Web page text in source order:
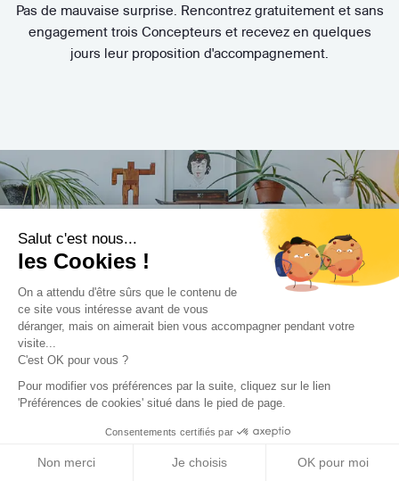
Salut c'est nous...
les Cookies !
On a attendu d'être sûrs que le contenu de
ce site vous intéresse avant de vous
déranger, mais on aimerait bien vous accompagner pendant votre
visite...
C'est OK pour vous ?
Pour modifier vos préférences par la suite, cliquez sur le lien
'Préférences de cookies' situé dans le pied de page.
Consentements certifiés par
Non merci Je choisis OK pour moi
Pas de mauvaise surprise. Rencontrez gratuitement et sans
engagement trois Concepteurs et recevez en quelques
jours leur proposition d'accompagnement.
Trouvez le professionnel
le plus adapté à votre
projet !
Trouver mon Concepteur